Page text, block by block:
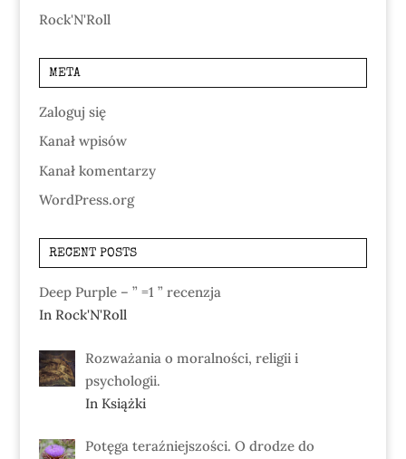
Rock'N'Roll
META
Zaloguj się
Kanał wpisów
Kanał komentarzy
WordPress.org
RECENT POSTS
Deep Purple – ” =1 ” recenzja
In Rock'N'Roll
Rozważania o moralności, religii i
psychologii.
In Książki
Potęga teraźniejszości. O drodze do